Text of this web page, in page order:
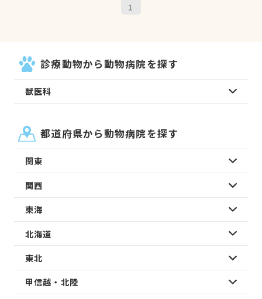
1
診療動物から動物病院を探す
獣医科
都道府県から動物病院を探す
関東
関西
東海
北海道
東北
甲信越・北陸